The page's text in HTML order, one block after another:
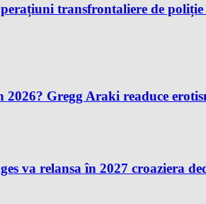
transfrontaliere de
2026? Gregg Araki readuce
va relansa în 2027 croaziera